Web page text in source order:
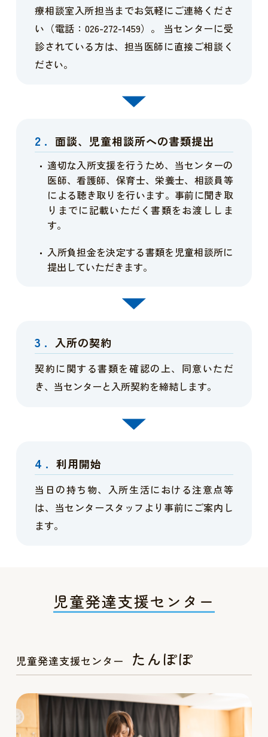
療相談室入所担当までお気軽にご連絡くださ
い（電話：026-272-1459）。 当センターに受
診されている方は、担当医師に直接ご相談く
ださい。
2. 面談、児童相談所への書類提出
適切な入所支援を行うため、当センターの
医師、看護師、保育士、栄養士、相談員等
による聴き取りを行います。事前に聞き取
りまでに記載いただく書類をお渡ししま
す。
入所負担金を決定する書類を児童相談所に
提出していただきます。
3. 入所の契約
契約に関する書類を確認の上、同意いただ
き、当センターと入所契約を締結します。
4. 利用開始
当日の持ち物、入所生活における注意点等
は、当センタースタッフより事前にご案内し
ます。
児童発達支援センター
児童発達支援センター たんぽぽ